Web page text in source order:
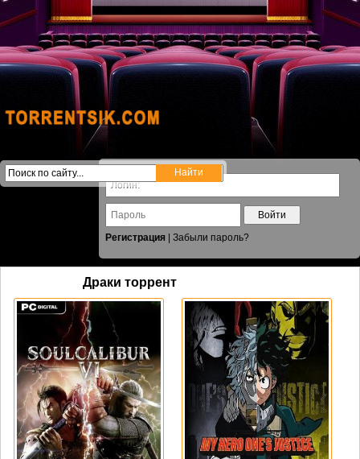
Войти
Регистрация
Забыли пароль?
Драки торрент